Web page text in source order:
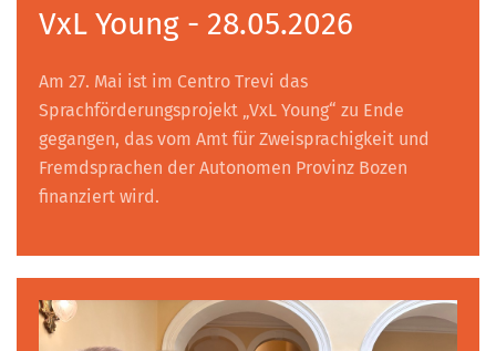
VxL Young - 28.05.2026
Am 27. Mai ist im Centro Trevi das
Sprachförderungsprojekt „VxL Young“ zu Ende
gegangen, das vom Amt für Zweisprachigkeit und
Fremdsprachen der Autonomen Provinz Bozen
finanziert wird.